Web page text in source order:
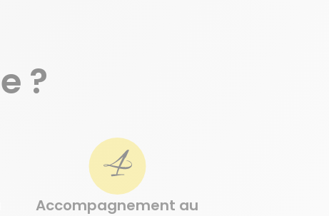
?
Accompagnement au